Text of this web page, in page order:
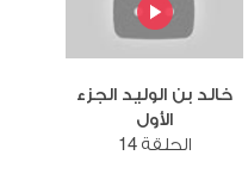
خالد بن الوليد الجزء
الأول
الحلقة 14